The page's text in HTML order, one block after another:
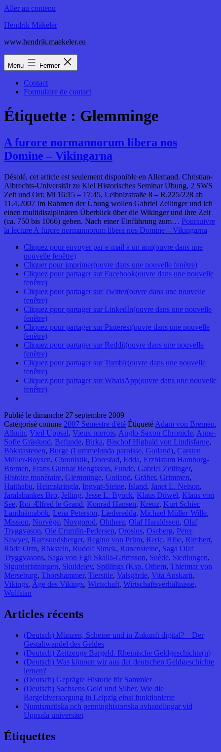
Aller au contenu
Hendrik Mäkeler
www.hendrik.maekeler.eu
Menu Fermer
Contact
Formulaire de contact
Étiquette : Glemminge
A furore normannorum libera nos
Domine – Vikingarna
Désolé, cet article est seulement disponible en Allemand. Christian-
Albrechts-Universität zu Kiel Historisches Seminar Übung, 2 SWS
Zeit und Ort: Mi 16:15 – 17:45, Leibnizstraße 8 – R.225/228 ab
11.4.2007 Im Rahmen der Übung wollen Gabriel Zeilinger und ich
einen multidisziplinären Überblick über die Wikinger und ihre Zeit
(ca. 750 bis 1066) geben. Nach einer Einführung zum… Poursuivre
la lecture A furore normannorum libera nos Domine – Vikingarna
Cliquez pour envoyer par e-mail à un ami(ouvre dans une
nouvelle fenêtre)
Cliquer pour imprimer(ouvre dans une nouvelle fenêtre)
Cliquez pour partager sur Facebook(ouvre dans une nouvelle
fenêtre)
Cliquez pour partager sur Twitter(ouvre dans une nouvelle
fenêtre)
Cliquez pour partager sur LinkedIn(ouvre dans une nouvelle
fenêtre)
Cliquez pour partager sur Pinterest(ouvre dans une nouvelle
fenêtre)
Cliquez pour partager sur Reddit(ouvre dans une nouvelle
fenêtre)
Cliquez pour partager sur Tumblr(ouvre dans une nouvelle
fenêtre)
Cliquez pour partager sur WhatsApp(ouvre dans une nouvelle
fenêtre)
Publié le dimanche 27 septembre 2009
Catégorisé comme 2007 Semestre d'été Étiqueté Adam von Bremen,
Alkuin, Vieil Uppsal, Vieux norrois, Anglo-Saxon Chronicle, Anne-
Sofie Gräslund, Befunde, Birka, Bischof Higbald von Lindisfarne,
Bökstastenen, Burge (Lummelunda paroisse, Gotland), Carsten
Müller-Boysen, Chronistik, Dorestad, Edda, Erzbistum Hamburg-
Bremen, Frans Gunnar Bengtsson, Funde, Gabriel Zeilinger,
Histoire monétaire, Glemminge, Gotland, Gräber, Grimmen,
Haithabu, Heimskringla, Ingvar-Steine, Island, Janet L. Nelson,
Jaralabankes Bro, Jelling, Jesse L. Byock, Klaus Düwel, Klaus von
See, Roi Ælfred le Grand, Konrad Hansen, Kreuz, Kurt Schier,
Landnámabók, Lena Peterson, Liederedda, Michael Müller-Wille,
Mission, Norvège, Novgorod, Ohthere, Olaf Haraldsson, Olaf
Tryggvason, Ole Crumlin-Pedersen, Orosius, Oseberg, Peter
Sawyer, Ramsundsberget, Regino von Prüm, Reric, Ribe, Rimbert,
Röde Orm, Rökstein, Rudolf Simek, Runensteine, Saga Olaf
Tryggvasons, Saga von Egil Skalla-Grimsson, Suède, Siedlungen,
Sigurdsristningen, Skuldelev, Spillings (Ksp. Othem, Thietmar von
Merseburg, Thorshammer, Tierstile, Valsgärde, Vita Anskarii,
Vikings, Âge des Vikings, Wirtschaft, Wirtschaftsverhältnisse,
Wulfstan
Articles récents
(Deutsch) Münzen, Scheine und in Zukunft digital? – Der
Gestaltwandel des Geldes
(Deutsch) Zeitzeuge Bargeld. Rheinische Geldgeschichte(n)
(Deutsch) Was können wir aus der deutschen Geldgeschichte
lernen?
(Deutsch) Geprägte Historie für Sammler
(Deutsch) Sachsens Gold und Silber. Wie die
Bargeldversorgung in Leipzig einst funktionierte
Numismatiska och penninghistoriska avhandlingar vid
Uppsala universitet
Étiquettes